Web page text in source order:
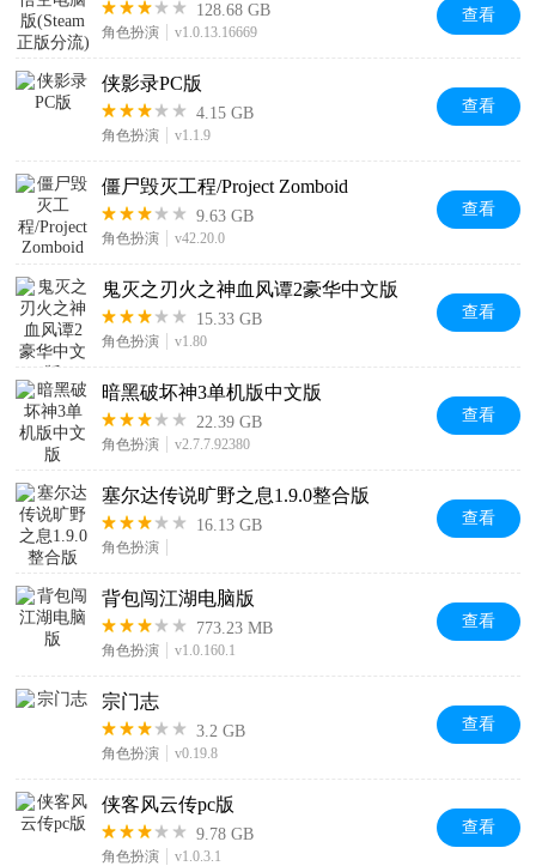
128.68 GB
角色扮演 v1.0.13.16669
查看
侠影录PC版
4.15 GB
角色扮演 v1.1.9
查看
僵尸毁灭工程/Project Zomboid
9.63 GB
角色扮演 v42.20.0
查看
鬼灭之刃火之神血风谭2豪华中文版
15.33 GB
角色扮演 v1.80
查看
暗黑破坏神3单机版中文版
22.39 GB
角色扮演 v2.7.7.92380
查看
塞尔达传说旷野之息1.9.0整合版
16.13 GB
角色扮演
查看
背包闯江湖电脑版
773.23 MB
角色扮演 v1.0.160.1
查看
宗门志
3.2 GB
角色扮演 v0.19.8
查看
侠客风云传pc版
9.78 GB
角色扮演 v1.0.3.1
查看